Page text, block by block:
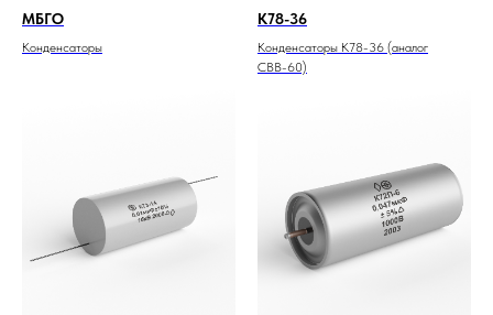
МБГО
Конденсаторы
К78-36
Конденсаторы К78-36 (аналог
СВВ-60)